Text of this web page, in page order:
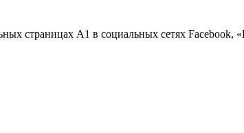
страницах A1 в социальных сетях Facebook,